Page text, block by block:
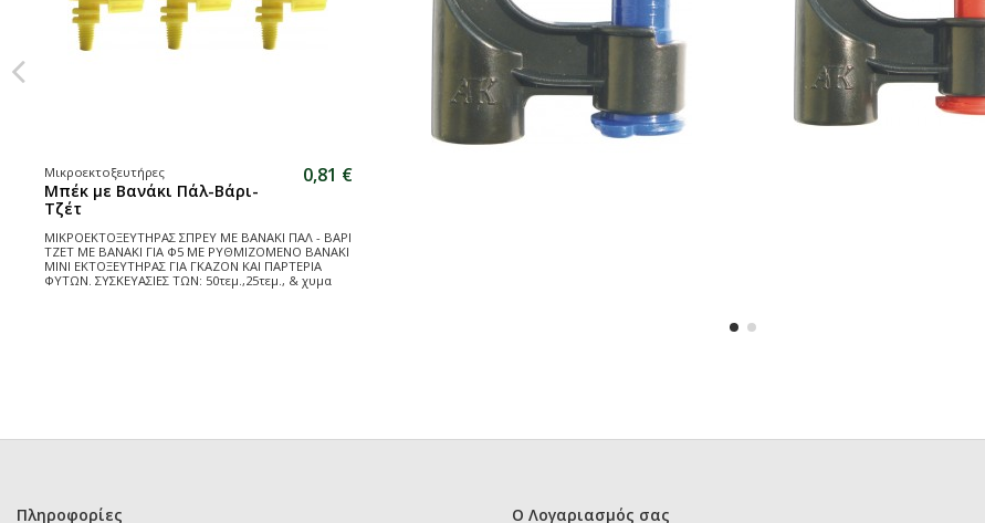
Μικροεκτοξευτήρες
Μπέκ με Βανάκι Πάλ-Βάρι-
Τζέτ
0,81 €
ΜΙΚΡΟΕΚΤΟΞΕΥΤΗΡΑΣ ΣΠΡΕΥ ΜΕ ΒΑΝΑΚΙ ΠΑΛ - ΒΑΡΙ
ΤΖΕΤ ΜΕ ΒΑΝΑΚΙ ΓΙΑ Φ5 ΜΕ ΡΥΘΜΙΖΟΜΕΝΟ ΒΑΝΑΚΙ
ΜΙΝΙ ΕΚΤΟΞΕΥΤΗΡΑΣ ΓΙΑ ΓΚΑΖΟΝ ΚΑΙ ΠΑΡΤΕΡΙΑ
ΦΥΤΩΝ. ΣΥΣΚΕΥΑΣΙΕΣ ΤΩΝ: 50τεμ.,25τεμ., & χυμα
Πληροφορίες Ο Λογαριασμός σας